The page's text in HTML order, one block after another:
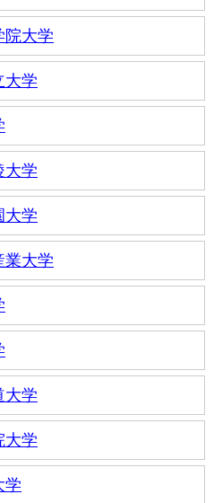
院大学
大学
大学
大学
業大学
大学
大学
学